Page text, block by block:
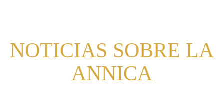
NOTICIAS SOBRE LA
ANNICA